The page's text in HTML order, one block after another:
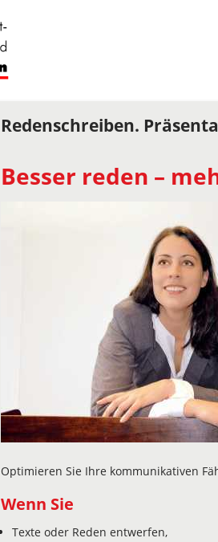
Redenschreiben.
Besser reden –
Optimieren Sie Ihre kommunikativen
Wenn Sie
Texte oder Reden entwerfen,